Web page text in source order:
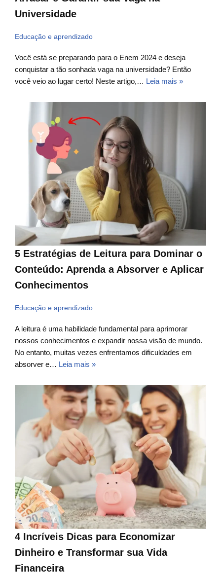
Universidade
Educação e aprendizado
Você está se preparando para o Enem 2024 e deseja
conquistar a tão sonhada vaga na universidade? Então
você veio ao lugar certo! Neste artigo,… Leia mais »
5 Estratégias de Leitura para Dominar o
Conteúdo: Aprenda a Absorver e Aplicar
Conhecimentos
Educação e aprendizado
A leitura é uma habilidade fundamental para aprimorar
nossos conhecimentos e expandir nossa visão de mundo.
No entanto, muitas vezes enfrentamos dificuldades em
absorver e… Leia mais »
4 Incríveis Dicas para Economizar
Dinheiro e Transformar sua Vida
Financeira